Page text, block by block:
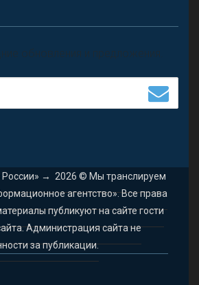
обновления и предложения.
→ 2026 © Мы транслируем
агентство». Все права
публикуют на сайте гости
Администрация сайта не
за публикации.